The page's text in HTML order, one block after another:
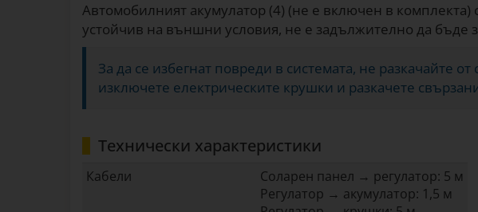
Автомобилният акумулатор (4) (не е включен в комплекта)
устойчив на външни условия, не е задължително да бъде
За да се избегнат повреди в системата, не разкачайте
изключете електрическите крушки и разкачете
Технически характеристики
Кабели
Соларен панел → регулатор: 5 м
Регулатор → акумулатор: 1,5 м